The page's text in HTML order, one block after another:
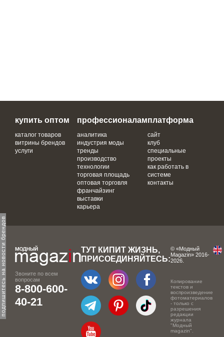
подпишитесь на новости брендов
купить оптом
каталог товаров
витрины брендов
услуги
профессионалам
аналитика
индустрия моды
тренды
производство
технологии
торговая площадь
оптовая торговля
франчайзинг
выставки
карьера
платформа
сайт
клуб
специальные
проекты
как работать в
системе
контакты
Звоните по всем
вопросам
8-800-600-
40-21
ТУТ КИПИТ ЖИЗНЬ,
ПРИСОЕДИНЯЙТЕСЬ:
© «Модный
Magazin» 2016-
2026.
Копирование
текстов и
воспроизведение
фотоматериалов
- только с
разрешения
редакции
журнала
"Модный
magazin".